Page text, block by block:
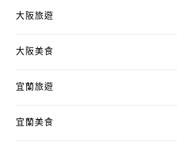
大阪旅遊
大阪美食
宜蘭旅遊
宜蘭美食